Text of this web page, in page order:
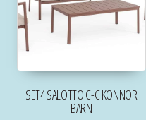
SET4 SALOTTO C-C KONNOR
BARN